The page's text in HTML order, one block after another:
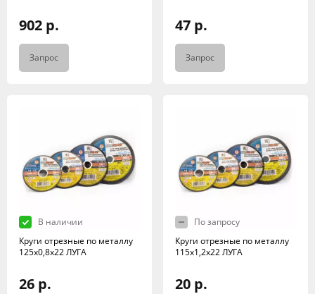
902 р.
Запрос
47 р.
Запрос
В наличии
Круги отрезные по металлу
125х0,8х22 ЛУГА
26 р.
По запросу
Круги отрезные по металлу
115х1,2х22 ЛУГА
20 р.